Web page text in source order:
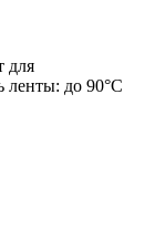
для
ленты: до 90°C